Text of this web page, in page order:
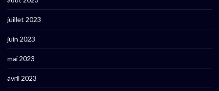
juillet 2023
juin 2023
mai 2023
avril 2023